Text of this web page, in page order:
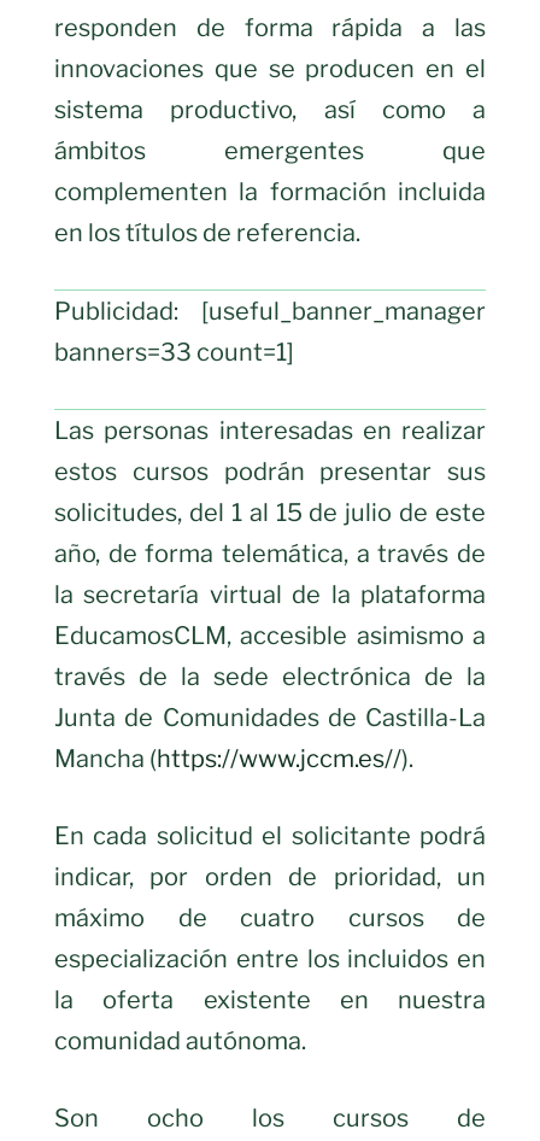
responden de forma rápida a las
innovaciones que se producen en el
sistema productivo, así como a
ámbitos emergentes que
complementen la formación incluida
en los títulos de referencia.
Publicidad: [useful_banner_manager
banners=33 count=1]
Las personas interesadas en realizar
estos cursos podrán presentar sus
solicitudes, del 1 al 15 de julio de este
año, de forma telemática, a través de
la secretaría virtual de la plataforma
EducamosCLM, accesible asimismo a
través de la sede electrónica de la
Junta de Comunidades de Castilla-La
Mancha (https://www.jccm.es//).
En cada solicitud el solicitante podrá
indicar, por orden de prioridad, un
máximo de cuatro cursos de
especialización entre los incluidos en
la oferta existente en nuestra
comunidad autónoma.
Son ocho los cursos de